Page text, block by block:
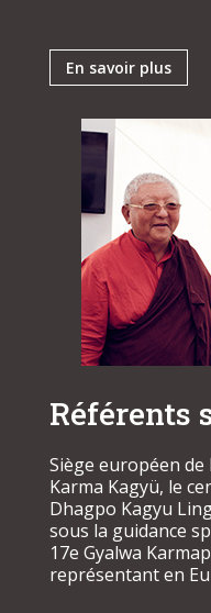
En savoir plus
Référents
Siège européen
Karma Kagyü, le
Dhagpo Kagyu
sous la guidance
17e Gyalwa
représentant en